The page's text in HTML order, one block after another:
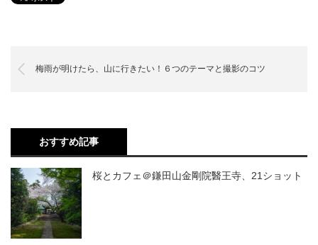
梅雨が明けたら、山に行きたい！６つのテーマと撮影のコツ
おすすめ記事
桜とカフェ＠鎌田山金剛院醫王寺、21ショット